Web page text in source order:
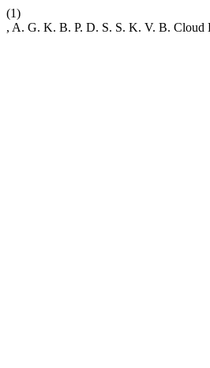
(1)
, A. G. K. B. P. D. S. S. K. V. B. Cloud